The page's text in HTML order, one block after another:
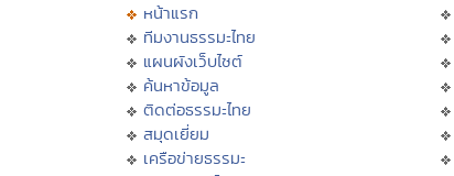
หน้าแรก
ทีมงานธรรมะไทย
แผนผังเว็บไซต์
ค้นหาข้อมูล
ติดต่อธรรมะไทย
สมุดเยี่ยม
เครือข่ายธรรมะ